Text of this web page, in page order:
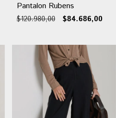
Pantalon Rubens
$120.980,00 $84.686,00